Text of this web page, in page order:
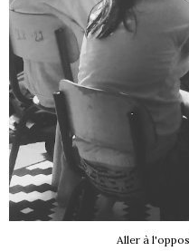
Aller à